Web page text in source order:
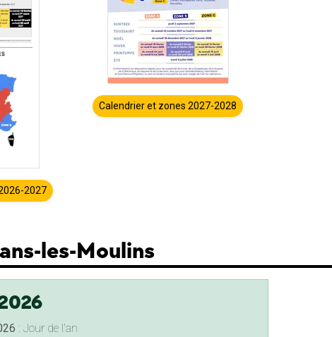
2027
Calendrier et zones 2027-2028
les-Moulins
: Jour de l'an